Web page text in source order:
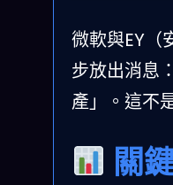
微軟與EY（
步放出消息
產」。這不
關